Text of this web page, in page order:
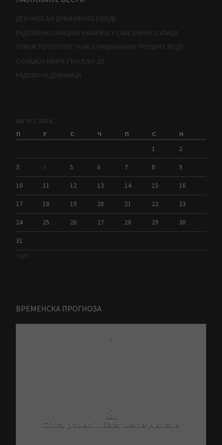
ДЕО НАСЕЉА ДУВАНИКА БЕЗ ВОДЕ
РАДОВИ НА САНАЦИЈИ ХАВАРИЈЕ У САВЕЗНИЧКОЈ УЛИЦИ
ТОКОМ ТОПЛОТНОГ ТАЛАСА РАЦИОНАЛНО ТРОШИТЕ ВОДУ
САНАЦИЈА КВАРА У НАСЕЉУ Д3
РАДОВИ НА ДУВАНИЦИ
АВГУСТ 2026.
П У С Ч П С Н
1 2
3 4 5 6 7 8 9
10 11 12 13 14 15 16
17 18 19 20 21 22 23
24 25 26 27 28 29 30
31
« јул
ВРЕМЕНСКА ПРОГНОЗА
-
⚠
Critical problem in Better Weather Ajax calls